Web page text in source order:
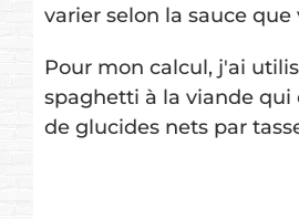
varier selon la sauce que
Pour mon calcul, j'ai
spaghetti à la viande qui
de glucides nets par